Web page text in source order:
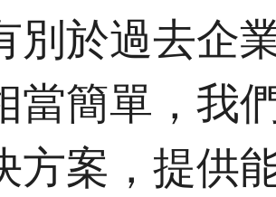
別於過去企
當簡單，我
方案，提供